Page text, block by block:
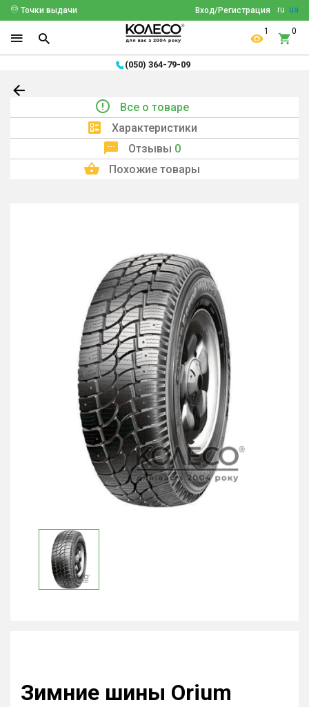
ru ua
Вход/Регистрация
Точки выдачи
1 0
(050) 364-79-09
Все о товаре
Характеристики
Отзывы 0
Похожие товары
Зимние шины Orium